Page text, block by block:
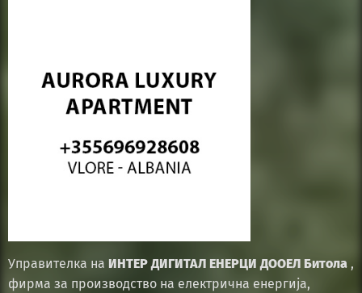
Управителка на ИНТЕР ДИГИТАЛ ЕНЕРЦИ ДООЕЛ Битола ,
фирма за производство на електрична енергија,